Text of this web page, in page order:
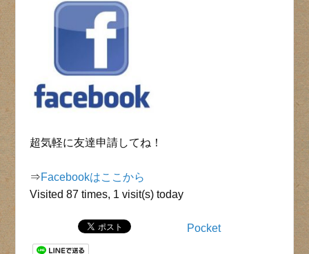
超気軽に友達申請してね！
⇒Facebookはここから
Visited 87 times, 1 visit(s) today
Pocket